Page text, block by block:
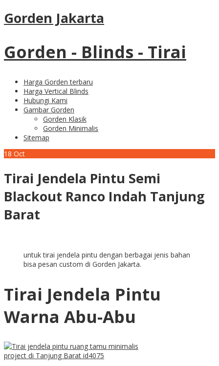
Gorden Jakarta
Gorden - Blinds - Tirai
Harga Gorden terbaru
Harga Vertical Blinds
Hubungi Kami
Gambar Gorden
Gorden Klasik
Gorden Minimalis
Sitemap
18 Oct
Tirai Jendela Pintu Semi
Blackout Ranco Indah Tanjung
Barat
untuk tirai jendela pintu dengan berbagai jenis bahan
bisa pesan custom di Gorden Jakarta.
Tirai Jendela Pintu
Warna Abu-Abu